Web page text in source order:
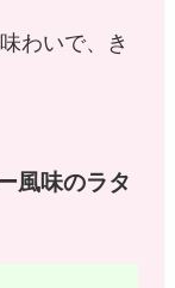
わいで、き
風味のラタ